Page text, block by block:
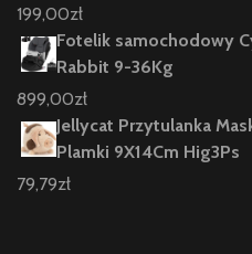
199,00zł
Fotelik samochodowy
Rabbit 9-36Kg
899,00zł
Jellycat Przytulanka
Plamki 9X14Cm Hig3Ps
79,79zł